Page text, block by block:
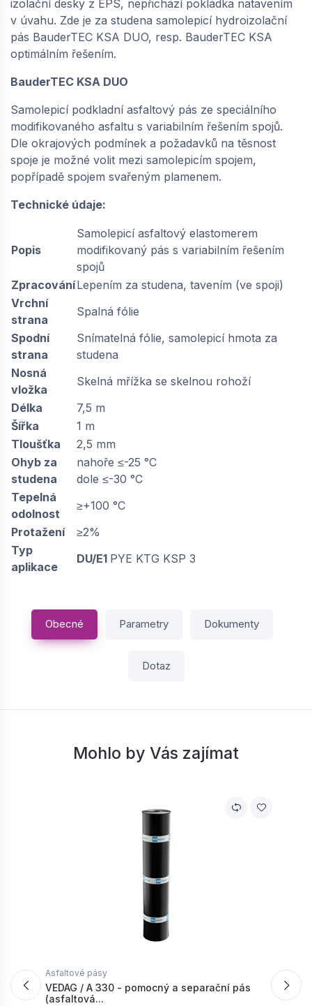
izolační desky z EPS, nepřichází pokládka natavením
v úvahu. Zde je za studena samolepicí hydroizolační
pás BauderTEC KSA DUO, resp. BauderTEC KSA
optimálním řešením.
BauderTEC KSA DUO
Samolepicí podkladní asfaltový pás ze speciálního
modifikovaného asfaltu s variabilním řešením spojů.
Dle okrajových podmínek a požadavků na těsnost
spoje je možné volit mezi samolepicím spojem,
popřípadě spojem svařeným plamenem.
Technické údaje:
Popis
Samolepicí asfaltový elastomerem
modifikovaný pás s variabilním řešením
spojů
ZpracováníLepením za studena, tavením (ve spoji)
Vrchní
strana
Spalná fólie
Spodní
strana
Snímatelná fólie, samolepicí hmota za
studena
Nosná
vložka
Skelná mřížka se skelnou rohoží
Délka
7,5 m
Šířka
1 m
Tloušťka
2,5 mm
Ohyb za
studena
nahoře ≤-25 °C
dole ≤-30 °C
Tepelná
odolnost
≥+100 °C
Protažení
≥2%
Typ
aplikace
DU/E1 PYE KTG KSP 3
Obecné Parametry Dokumenty
Dotaz
Mohlo by Vás zajímat
Asfaltové pásy
VEDAG / A 330 - pomocný a separační pás
(asfaltová...